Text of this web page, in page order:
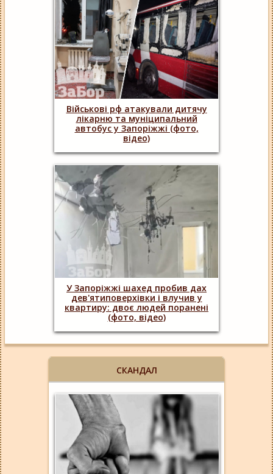
СКАНДАЛ
Військові рф атакували дитячу
лікарню та муніципальний
автобус у Запоріжжі (фото,
відео)
У Запоріжжі шахед пробив дах
дев'ятиповерхівки і влучив у
квартиру: двоє людей поранені
(фото, відео)